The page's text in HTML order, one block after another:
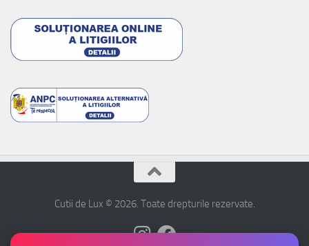
Cutii de Lux © 2026. Toate drepturile rezervate.